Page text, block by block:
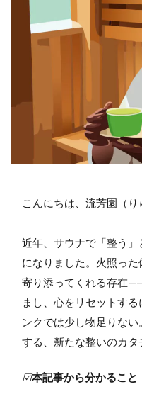
こんにちは、流芳園（り
近年、サウナで「整う」
になりました。火照っ
寄り添ってくれる存在
まし、心をリセットす
ンクでは少し物足りな
する、新たな整いのカタ
☑本記事から分かること